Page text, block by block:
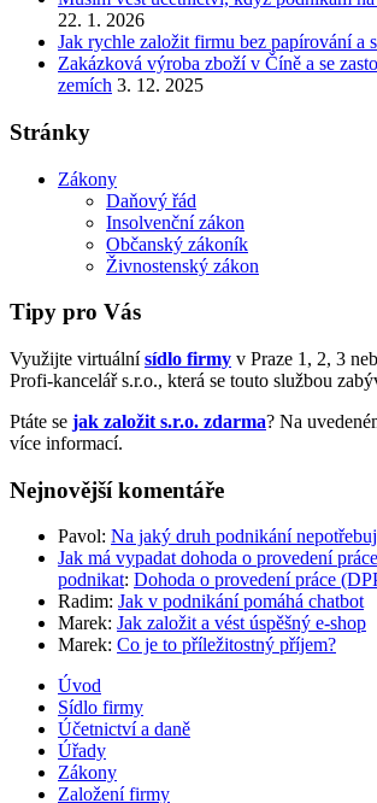
22. 1. 2026
Jak rychle založit firmu bez papírování a
Zakázková výroba zboží v Číně a se
zemích 3. 12. 2025
Stránky
Zákony
Daňový řád
Insolvenční zákon
Občanský zákoník
Živnostenský zákon
Tipy pro Vás
Využijte virtuálnísídlo firmy v Praze 1, 2, 3
Profi-kancelář s.r.o., která se touto službou
Ptáte se jak založit s.r.o. zdarma? Na
více informací.
Nejnovější komentáře
Pavol: Na jaký druh podnikání
Jak má vypadat dohoda o provedení
podnikat: Dohoda o provedení práce
Radim: Jak v podnikání pomáhá chatbot
Marek: Jak založit a vést úspěšný e-shop
Marek: Co je to příležitostný příjem?
Úvod
Sídlo firmy
Účetnictví a daně
Úřady
Zákony
Založení firmy